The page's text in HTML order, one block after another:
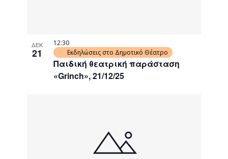
ΔΕΚ
21
Παιδική θεατρική παράσταση
«Grinch», 21/12/25
12:30
Εκδηλώσεις στο Δημοτικό Θέατρο